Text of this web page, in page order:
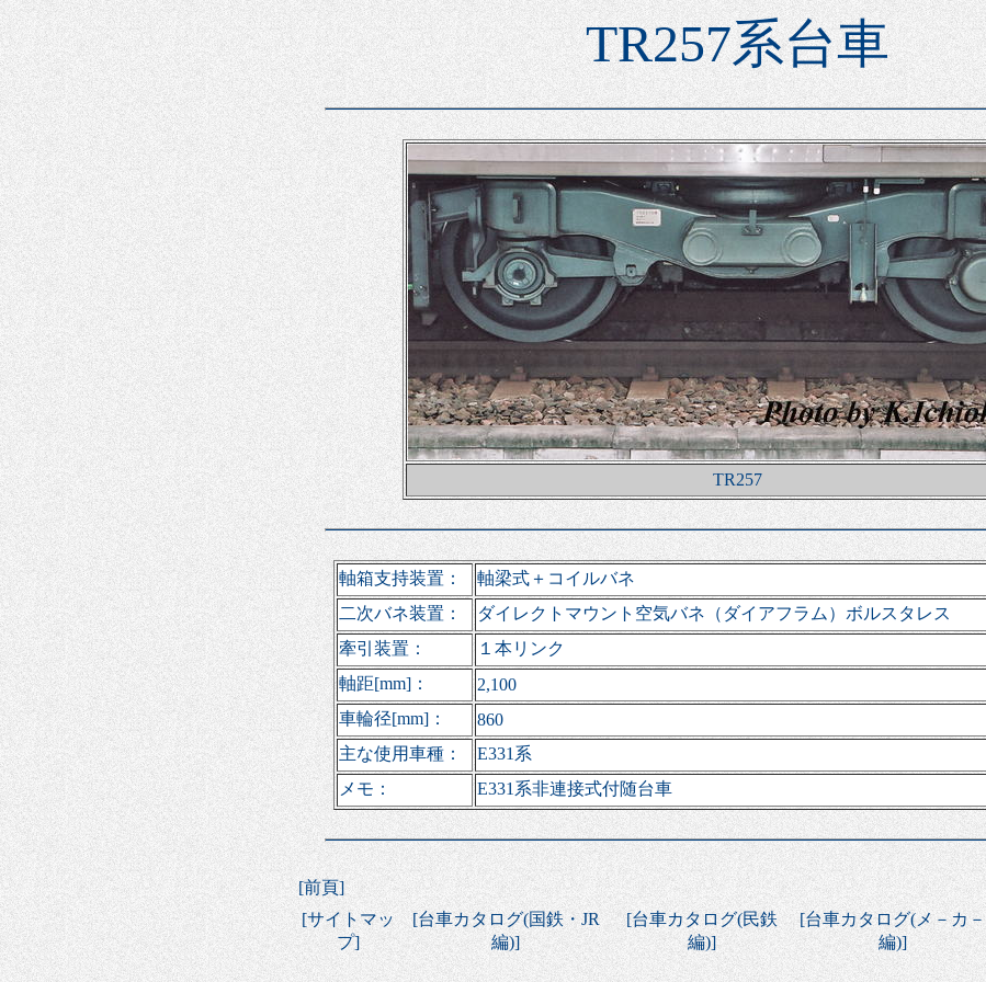
TR257系台車
TR257
軸箱支持装置：
軸梁式＋コイルバネ
二次バネ装置：
ダイレクトマウント空気バネ（ダイアフラム）ボルスタレス
牽引装置：
１本リンク
軸距[mm]：
2,100
車輪径[mm]：
860
主な使用車種：
E331系
メモ：
E331系非連接式付随台車
[前頁]
[サイトマッ
プ]
[台車カタログ(国鉄・JR
編)]
[台車カタログ(民鉄
編)]
[台車カタログ(メ－カ－
編)]